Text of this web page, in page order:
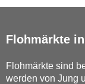
Flohmärkte
Flohmärkte sind
werden von Jung